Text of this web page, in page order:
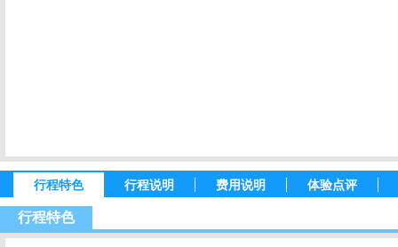
行程特色 行程说明 费用说明 体验点评
行程特色